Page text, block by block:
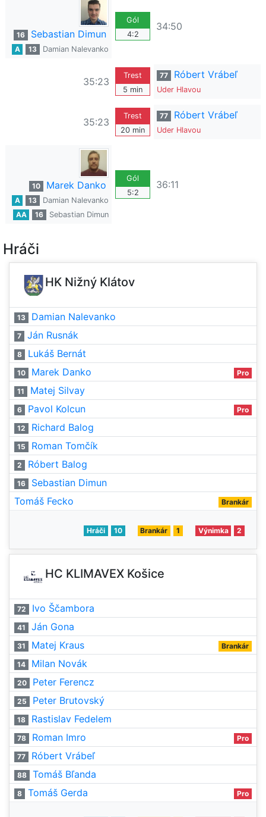
16 Sebastian Dimun
A 13 Damian Nalevanko
Gól
4:2
34:50
35:23
Trest
5 min
77 Róbert Vrábeľ
Uder Hlavou
35:23
Trest
20 min
77 Róbert Vrábeľ
Uder Hlavou
10 Marek Danko
A 13
Damian Nalevanko
AA
16 Sebastian Dimun
Gól
5:2
36:11
Hráči
HK Nižný Klátov
13 Damian Nalevanko
7 Ján Rusnák
8 Lukáš Bernát
10 Marek Danko Pro
11 Matej Silvay
6 Pavol Kolcun Pro
12 Richard Balog
15 Roman Tomčík
2 Róbert Balog
16
Sebastian Dimun
Tomáš Fecko
Brankár
Hráči 10 Brankár 1 Výnimka 2
HC KLIMAVEX Košice
72 Ivo Ščambora
41 Ján Gona
31 Matej Kraus Brankár
14 Milan Novák
20 Peter Ferencz
25 Peter Brutovský
18 Rastislav Fedelem
78 Roman Imro Pro
77 Róbert Vrábeľ
88 Tomáš Bľanda
8 Tomáš Gerda Pro